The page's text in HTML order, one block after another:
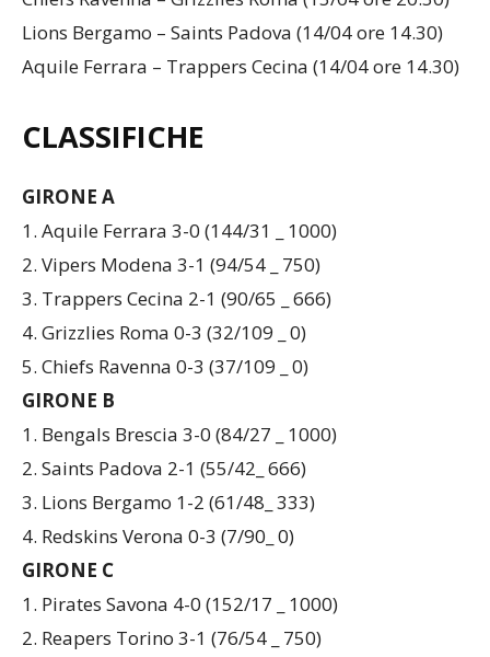
Chiefs Ravenna – Grizzlies Roma (13/04 ore 20.30)
Lions Bergamo – Saints Padova (14/04 ore 14.30)
GIRONE A
1. Aquile Ferrara 3-0 (144/31 _ 1000)
2. Vipers Modena 3-1 (94/54 _ 750)
3. Trappers Cecina 2-1 (90/65 _ 666)
4. Grizzlies Roma 0-3 (32/109 _ 0)
5. Chiefs Ravenna 0-3 (37/109 _ 0)
GIRONE B
1. Bengals Brescia 3-0 (84/27 _ 1000)
2. Saints Padova 2-1 (55/42_ 666)
3. Lions Bergamo 1-2 (61/48_ 333)
4. Redskins Verona 0-3 (7/90_ 0)
GIRONE C
1. Pirates Savona 4-0 (152/17 _ 1000)